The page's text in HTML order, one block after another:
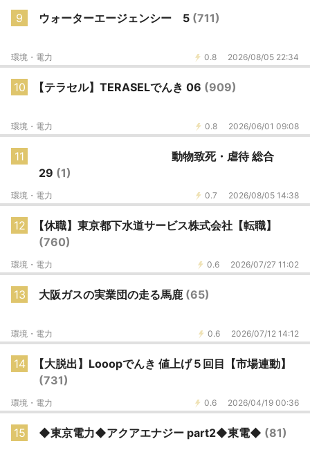
9 ウォーターエージェンシー 5 (711)
0.8 2026/08/05 22:34
環境・電力
10 【テラセル】TERASELでんき 06 (909)
0.8 2026/06/01 09:08
環境・電力
11
動物致死・虐待 総合
29 (1)
0.7 2026/08/05 14:38
環境・電力
12
【休職】東京都下水道サービス株式会社【転職】
(760)
0.6 2026/07/27 11:02
環境・電力
13 大阪ガスの実業団の走る馬鹿 (65)
0.6 2026/07/12 14:12
環境・電力
14
【大脱出】Looopでんき 値上げ５回目【市場連動】
(731)
0.6 2026/04/19 00:36
環境・電力
15 ◆東京電力◆アクアエナジー part2◆東電◆ (81)